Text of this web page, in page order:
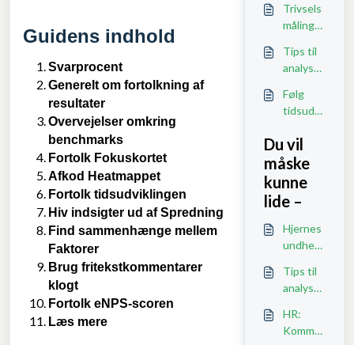
Guidens indhold
Svarprocent
Generelt om fortolkning af
resultater
Overvejelser omkring
benchmarks
Fortolk Fokuskortet
Afkod Heatmappet
Fortolk tidsudviklingen
Hiv indsigter ud af Spredning
Find sammenhænge mellem
Faktorer
Brug fritekstkommentarer
klogt
Fortolk eNPS-scoren
Læs mere
at
forstå
element
erne i
en
Trivsels
måling:
at
fortolke
resultat
erne
Tips til
analyse
rapport
en, hvis
har 15,
30 eller
60
minutte
rådighe
d
Følg
tidsudvi
dine
målinger
Du vil
måske
kunne
lide –
Hjernes
undhed
spørger
amme
Tips til
analyse
rapport
en, hvis
HR:
Kommu